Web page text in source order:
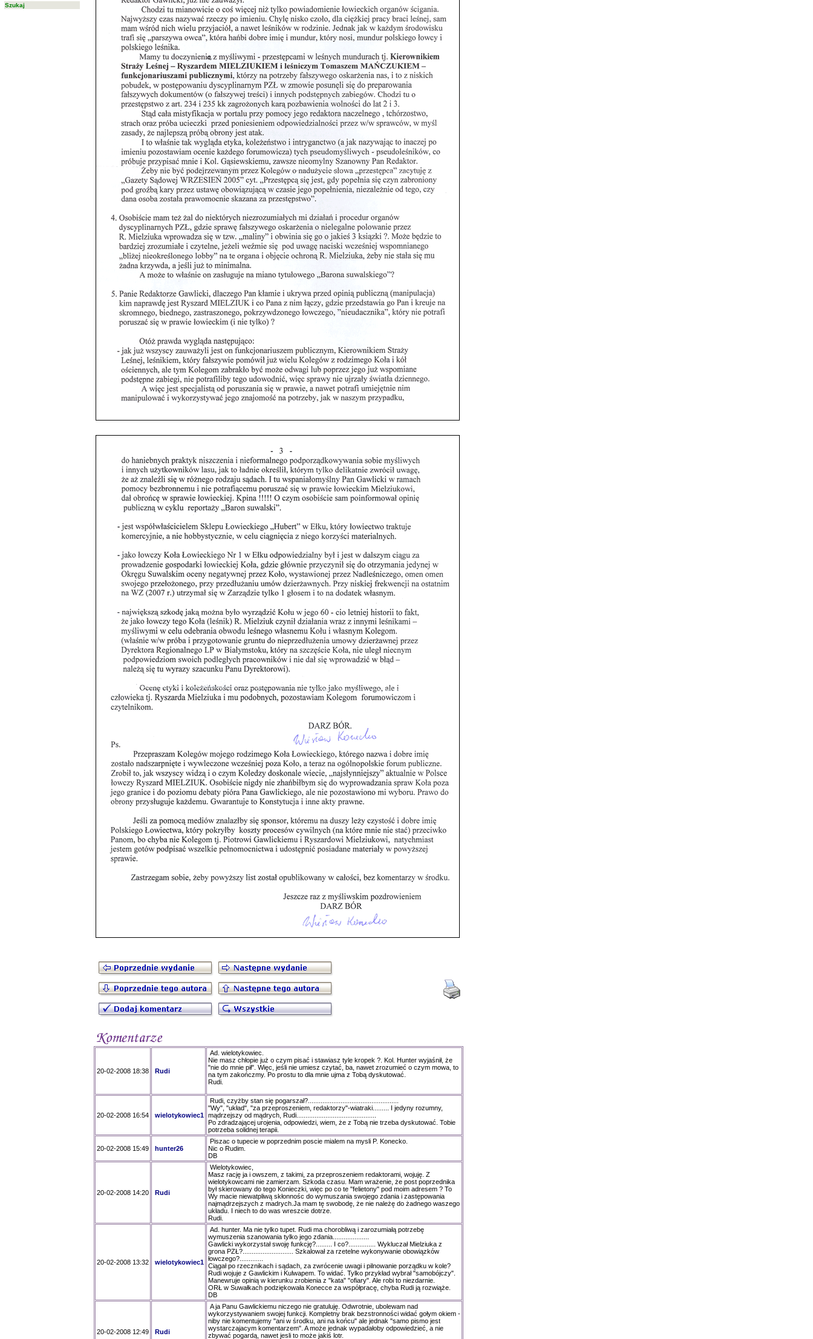
Szukaj
20-02-2008 18:38 Rudi
Ad. wielotykowiec.
Nie masz chłopie już o czym pisać i stawiasz tyle kropek ?. Kol. Hunter wyjaśnił, że
"nie do mnie pił". Więc, jeśli nie umiesz czytać, ba, nawet zrozumieć o czym mowa, to
na tym zakończmy. Po prostu to dla mnie ujma z Tobą dyskutować.
Rudi.
20-02-2008 16:54 wielotykowiec1
Rudi, czyżby stan się pogarszał?..................................................
"Wy", "układ", "za przeproszeniem, redaktorzy"-wiatraki......... I jedyny rozumny,
mądrzejszy od mądrych, Rudi............................................
Po zdradzającej urojenia, odpowiedzi, wiem, że z Tobą nie trzeba dyskutować. Tobie
potrzeba solidnej terapii.
20-02-2008 15:49 hunter26
Piszac o tupecie w poprzednim poscie mialem na mysli P. Konecko.
Nic o Rudim.
DB
20-02-2008 14:20 Rudi
Wielotykowiec,
Masz rację ja i owszem, z takimi, za przeproszeniem redaktorami, wojuję. Z
wielotykowcami nie zamierzam. Szkoda czasu. Mam wrażenie, że post poprzednika
był skierowany do tego Konieczki, więc po co te "felietony" pod moim adresem ? To
Wy macie niewatpliwą skłonnośc do wymuszania swojego zdania i zastępowania
najmądrzejszych z madrych.Ja mam tę swobodę, że nie należę do żadnego waszego
układu. I niech to do was wreszcie dotrze.
Rudi.
20-02-2008 13:32 wielotykowiec1
Ad. hunter. Ma nie tylko tupet. Rudi ma chorobliwą i zarozumiałą potrzebę
wymuszenia szanowania tylko jego zdania....................
Gawlicki wykorzystał swoję funkcję?......... I co?............... Wykluczał Mielziuka z
grona PZŁ?............................ Szkalował za rzetelne wykonywanie obowiązków
łowczego?.............
Ciągał po rzecznikach i sądach, za zwrócenie uwagi i pilnowanie porządku w kole?
Rudi wojuje z Gawlickim i Kulwapem. To widać. Tylko przykład wybrał "samobójczy".
Manewruje opinią w kierunku zrobienia z "kata" "ofiary". Ale robi to niezdarnie.
ORŁ w Suwałkach podziękowała Konecce za współpracę, chyba Rudi ją rozwiąże.
DB
20-02-2008 12:49 Rudi
A ja Panu Gawlickiemu niczego nie gratuluję. Odwrotnie, ubolewam nad
wykorzystywaniem swojej funkcji. Kompletny brak bezstronności widać gołym okiem -
niby nie komentujemy "ani w środku, ani na końcu" ale jednak "samo pismo jest
wystarczajacym komentarzem". A może jednak wypadałoby odpowiedzieć, a nie
zbywać pogardą, nawet jesli to może jakiś lotr.